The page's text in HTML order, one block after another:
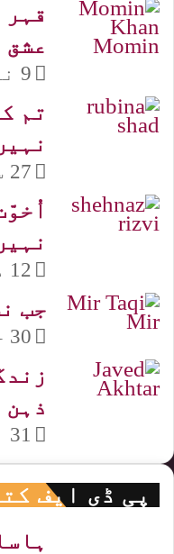
قہر
عشق
9 نومبر, 2025
تم
27 ستمبر, 2025
12 دسمبر, 2021
جب
30 جون, 2020
ذہن
31 مارچ, 2020
پی ڈی ایف